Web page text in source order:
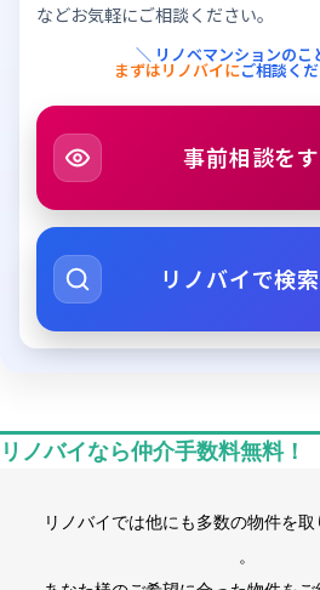
などお気軽にご相談ください。
＼ リノベマンションのこ
まずはリノバイにご相談く
事前相談を
リノバイで検
リノバイなら仲介手数料無料！
リノバイでは他にも多数の物件を
。